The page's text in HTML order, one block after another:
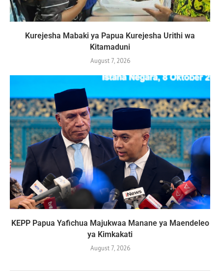
Kurejesha Mabaki ya Papua Kurejesha Urithi wa
Kitamaduni
August 7, 2026
KEPP Papua Yafichua Majukwaa Manane ya Maendeleo
ya Kimkakati
August 7, 2026